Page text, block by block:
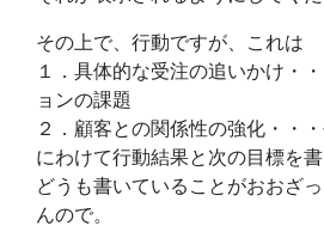
その上で、行動ですが、これは
１．具体的な受注の追いかけ・
ョンの課題
２．顧客との関係性の強化・・
にわけて行動結果と次の目標を書
どうも書いていることがおおざ
んので。